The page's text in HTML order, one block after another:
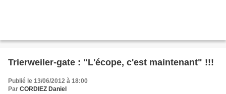
Trierweiler-gate : "L'écope, c'est maintenant" !!!
Publié le 13/06/2012 à 18:00
Par CORDIEZ Daniel